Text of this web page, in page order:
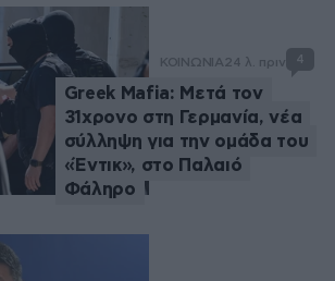
ΚΟΙΝΩΝΙΑ24 λ. πριν 4
Greek Mafia: Μετά τον
31χρονο στη Γερμανία, νέα
σύλληψη για την ομάδα του
«Έντικ», στο Παλαιό
Φάληρο